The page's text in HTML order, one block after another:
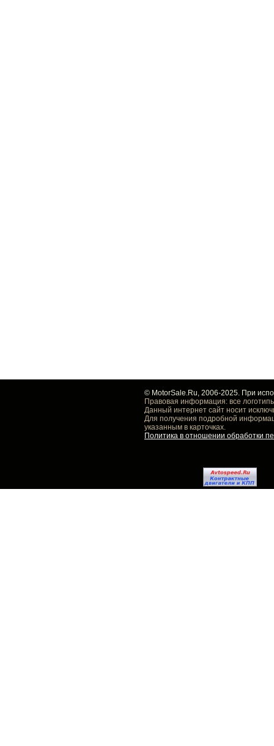
© MotorSale.Ru, 2006-2025. При
Правовая информация: все
Данный интернет сайт носит
Для получения подробной
указанным в карточках.
Политика в отношении обработки